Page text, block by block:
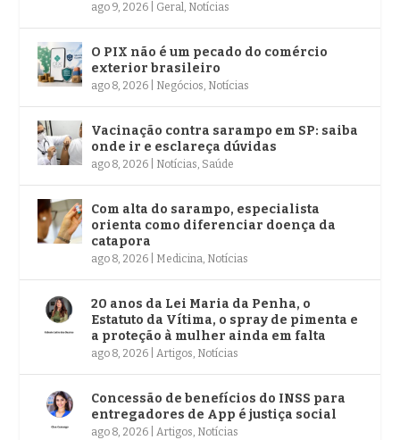
ago 9, 2026 Geral, Notícias
O PIX não é um pecado do comércio
exterior brasileiro
ago 8, 2026 Negócios, Notícias
Vacinação contra sarampo em SP: saiba
onde ir e esclareça dúvidas
ago 8, 2026 Notícias, Saúde
Com alta do sarampo, especialista
orienta como diferenciar doença da
catapora
ago 8, 2026 Medicina, Notícias
20 anos da Lei Maria da Penha, o
Estatuto da Vítima, o spray de pimenta e
a proteção à mulher ainda em falta
ago 8, 2026 |Artigos, Notícias
Concessão de benefícios do INSS para
entregadores de App é justiça social
ago 8, 2026 |Artigos, Notícias